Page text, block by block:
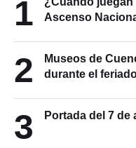
1
Ascenso
2
Museos de
durante el
3 Portada del 7 de